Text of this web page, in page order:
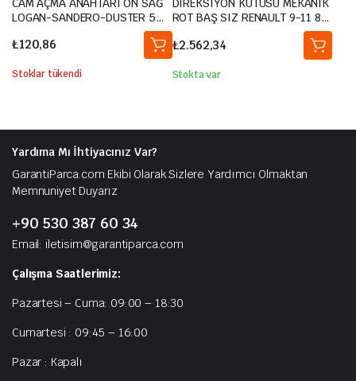
CAM AÇMA ANAHTARI ÖN SAĞ
LOGAN-SANDERO-DUSTER 5
₺120,86
Stoklar tükendi
DİREKSİYON KUTUSU MEKANİK
ROT BAŞ SIZ RENAULT 9-11 81-
87 Eski Model
₺2.562,34
Stokta var
Yardıma Mı İhtiyacınız Var?
GarantiParca.com Ekibi Olarak Sizlere Yardımcı Olmaktan
Memnuniyet Duyarız
+90 530 387 60 34
Email: iletisim@garantiparca.com
Çalışma Saatlerimiz:
Pazartesi – Cuma: 09:00 – 18:30
Cumartesi : 09:45 – 16:00
Pazar : Kapalı